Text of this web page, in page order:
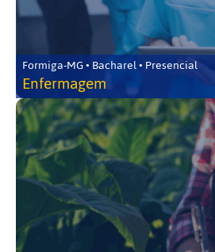
Formiga-MG • Bacharel • Presencial
Enfermagem